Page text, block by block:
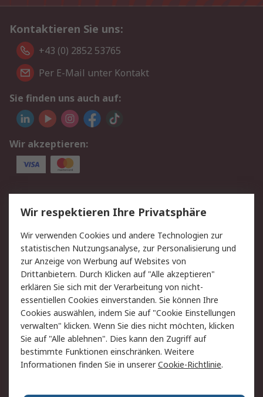
Kontaktieren Sie uns:
+43 (0) 2852 53765
Per E-Mail unter Kontakt
Sie finden uns auch auf:
Wir akzeptieren:
Service
Value Added Services
Lieferlösungen
Rücksendung/Entsorgung Kontakt
Hilfe
Rechtliches
RS Verkaufs- und
Lieferbedingungen
Datenschutz
Cookie-Richtlinie
Zahlungsbedingungen
Impressum
Webseite Konditionen
Wir respektieren Ihre Privatsphäre
Wir verwenden Cookies und andere Technologien zur
statistischen Nutzungsanalyse, zur Personalisierung und
zur Anzeige von Werbung auf Websites von
Drittanbietern. Durch Klicken auf "Alle akzeptieren"
erklären Sie sich mit der Verarbeitung von nicht-
essentiellen Cookies einverstanden. Sie können Ihre
Cookies auswählen, indem Sie auf "Cookie Einstellungen
verwalten" klicken. Wenn Sie dies nicht möchten, klicken
Sie auf "Alle ablehnen". Dies kann den Zugriff auf
bestimmte Funktionen einschränken. Weitere
Informationen finden Sie in unsererCookie-Richtlinie.